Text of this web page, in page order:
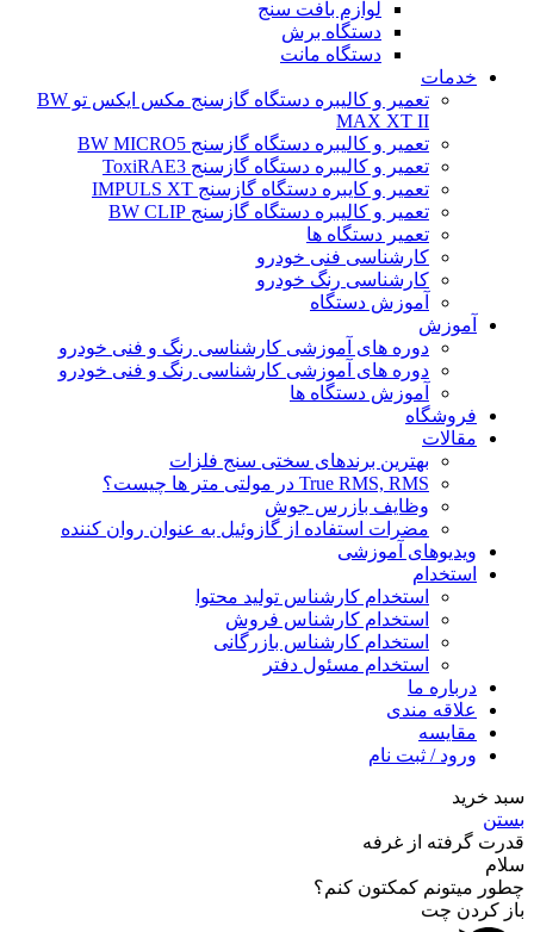
لوازم بافت سنج
دستگاه برش
دستگاه مانت
خدمات
تعمیر و کالیبره دستگاه گازسنج مکس ایکس تو BW
MAX XT II
تعمیر و کالیبره دستگاه گازسنج BW MICRO5
تعمیر و کالیبره دستگاه گازسنج ToxiRAE3
تعمیر و کایبره دستگاه گازسنج IMPULS XT
تعمیر و کالیبره دستگاه گازسنج BW CLIP
تعمیر دستگاه ها
کارشناسی فنی خودرو
کارشناسی رنگ خودرو
آموزش دستگاه
آموزش
دوره های آموزشی کارشناسی رنگ و فنی خودرو
دوره های آموزشی کارشناسی رنگ و فنی خودرو
آموزش دستگاه ها
فروشگاه
مقالات
بهترین برندهای سختی سنج فلزات
True RMS, RMS در مولتی متر ها چیست؟
وظایف بازرس جوش
مضرات استفاده از گازوئیل به عنوان روان کننده
ویدیوهای آموزشی
استخدام
استخدام کارشناس تولید محتوا
استخدام کارشناس فروش
استخدام کارشناس بازرگانی
استخدام مسئول دفتر
درباره ما
علاقه مندی
مقایسه
ورود / ثبت نام
سبد خرید
بستن
قدرت گرفته از غرفه
سلام
چطور میتونم کمکتون کنم؟
باز کردن چت